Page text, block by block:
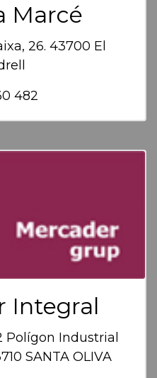
Marcé
26. 43700 El
482
Integral
Polígon Industrial
SANTA OLIVA